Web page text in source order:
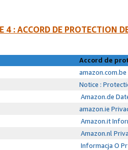
4 : ACCORD DE PROTECTION
Accord de
Notice :
Amazon.de
amazon.ie
Amazon.it
Amazon.nl
Informacja O